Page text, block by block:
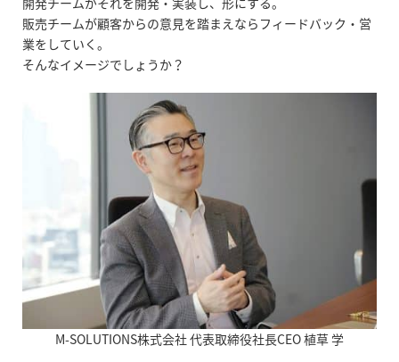
販売チームが顧客からの意見を踏まえならフィードバック・営
業をしていく。
そんなイメージでしょうか？
M-SOLUTIONS株式会社 代表取締役社長CEO植草 学